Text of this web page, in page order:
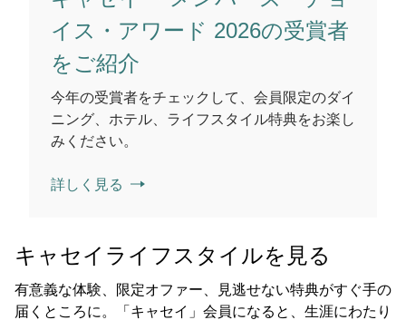
イス・アワード 2026の受賞者
をご紹介
今年の受賞者をチェックして、会員限定のダイ
ニング、ホテル、ライフスタイル特典をお楽し
みください。
詳しく見る
キャセイライフスタイルを見る
有意義な体験、限定オファー、見逃せない特典がすぐ手の
届くところに。「キャセイ」会員になると、生涯にわたり